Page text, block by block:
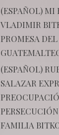
(ESPAÑOL) MI
VLADIMIR
PROMESA
(ESPAÑOL)
SALAZAR
FAMILIA